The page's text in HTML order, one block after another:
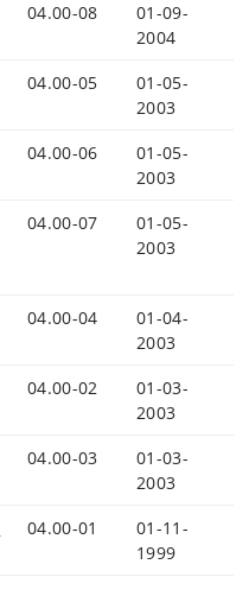
04.00-08
01-09-
2004
04.00-05
01-05-
2003
04.00-06
01-05-
2003
04.00-07
01-05-
2003
04.00-04
01-04-
2003
04.00-02
01-03-
2003
04.00-03
01-03-
2003
04.00-01
01-11-
1999